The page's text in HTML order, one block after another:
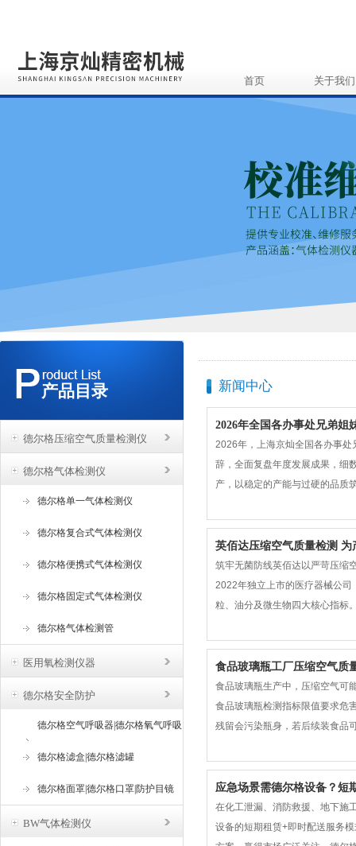
首页 关于我们
产品目录
德尔格压缩空气质量检测仪
德尔格气体检测仪
德尔格单一气体检测仪
德尔格复合式气体检测仪
德尔格便携式气体检测仪
德尔格固定式气体检测仪
德尔格气体检测管
医用氧检测仪器
德尔格安全防护
德尔格空气呼吸器|德尔格氧气呼吸
器
德尔格滤盒|德尔格滤罐
德尔格面罩|德尔格口罩|防护目镜
BW气体检测仪
新闻中心
2026年全国各办事处兄弟姐
2026年，上海京灿全国各办事
辞，全面复盘年度发展成果，细
产，以稳定的产能与过硬的品质
英佰达压缩空气质量检测
筑牢无菌防线英佰达以严苛压缩
2022年独立上市的医疗器械公
粒、油分及微生物四大核心指标
食品玻璃瓶工厂压缩空气质
食品玻璃瓶生产中，压缩空气可
食品玻璃瓶检测指标限值要求危
残留会污染瓶身，若后续装食品
应急场景需德尔格设备？短
在化工泄漏、消防救援、地下施
设备的短期租赁+即时配送服务